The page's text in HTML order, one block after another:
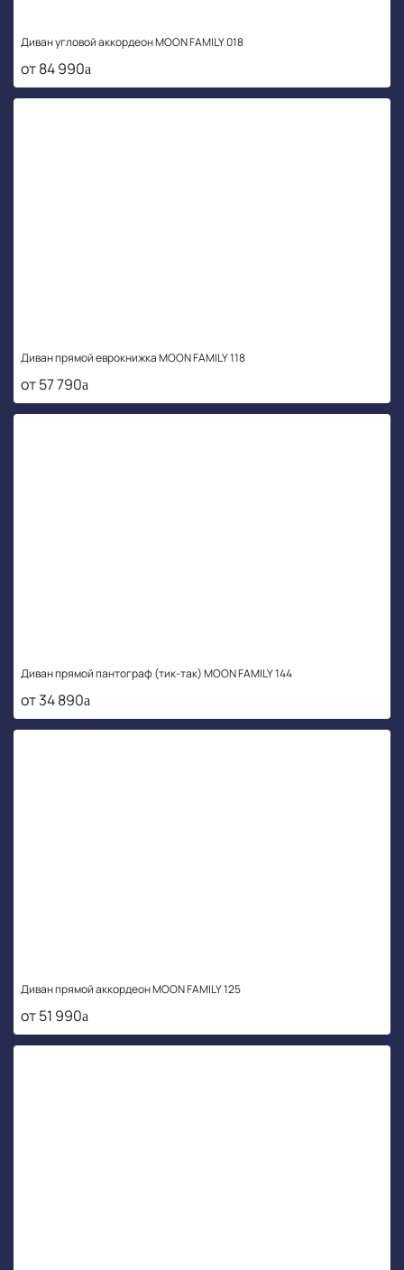
Диван угловой аккордеон MOON FAMILY 018
от 84 990
Диван прямой еврокнижка MOON FAMILY 118
от 57 790
Диван прямой пантограф (тик-так) MOON FAMILY 144
от 34 890
Диван прямой аккордеон MOON FAMILY 125
от 51 990